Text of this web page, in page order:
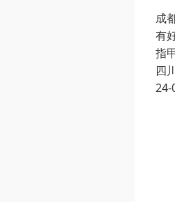
成
有
指
四
24-